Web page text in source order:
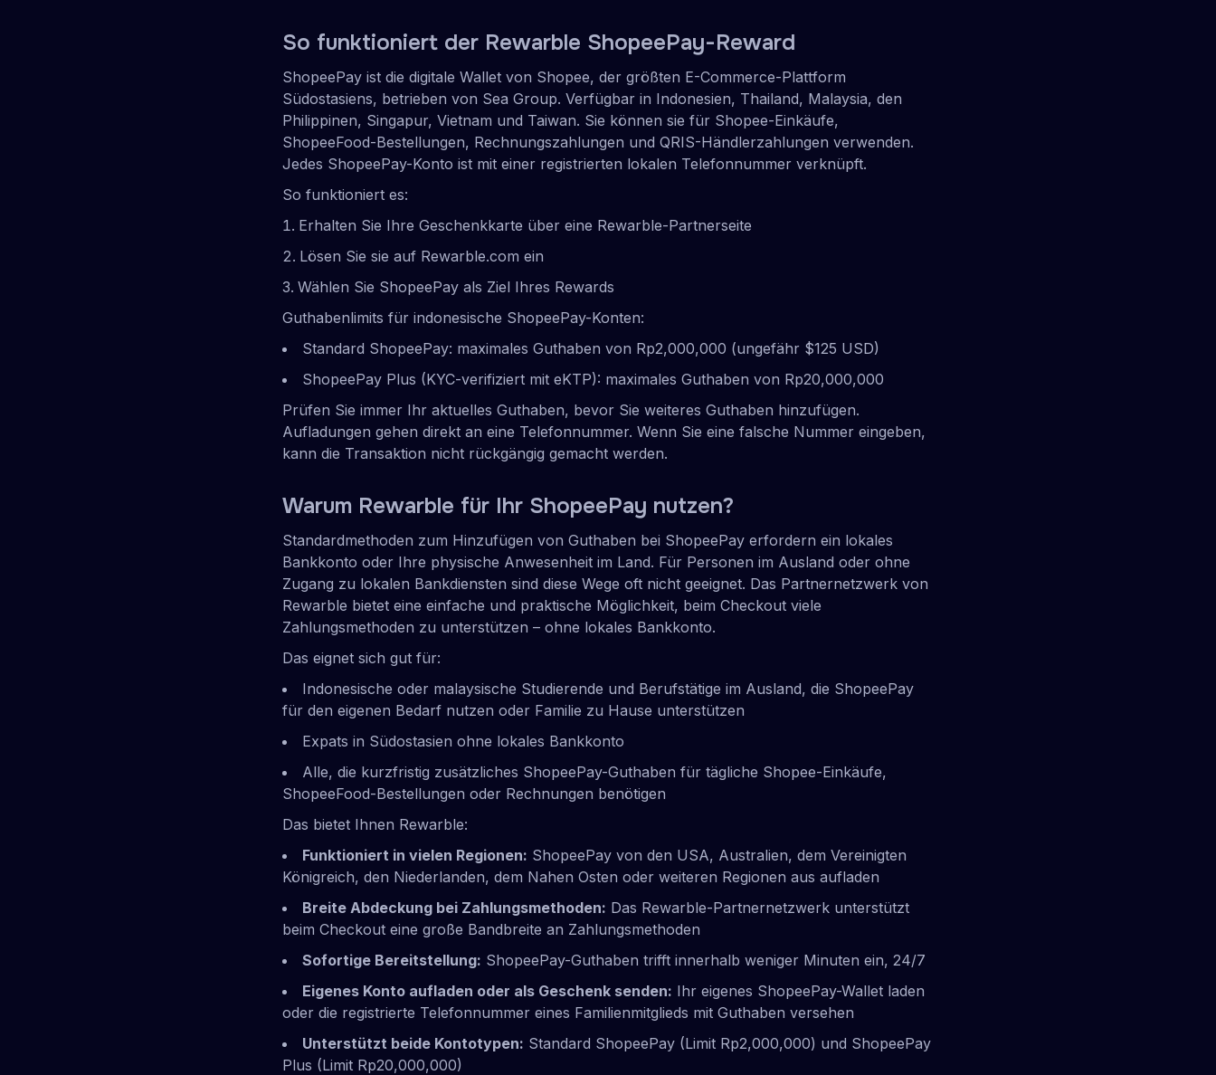
So funktioniert der Rewarble ShopeePay-Reward
ShopeePay ist die digitale Wallet von Shopee, der größten E-Commerce-Plattform
Südostasiens, betrieben von Sea Group. Verfügbar in Indonesien, Thailand, Malaysia, den
Philippinen, Singapur, Vietnam und Taiwan. Sie können sie für Shopee-Einkäufe,
ShopeeFood-Bestellungen, Rechnungszahlungen und QRIS-Händlerzahlungen verwenden.
Jedes ShopeePay-Konto ist mit einer registrierten lokalen Telefonnummer verknüpft.
So funktioniert es:
Erhalten Sie Ihre Geschenkkarte über eine Rewarble-Partnerseite
Lösen Sie sie auf Rewarble.com ein
Wählen Sie ShopeePay als Ziel Ihres Rewards
Guthabenlimits für indonesische ShopeePay-Konten:
Standard ShopeePay: maximales Guthaben von Rp2,000,000 (ungefähr $125 USD)
ShopeePay Plus (KYC-verifiziert mit eKTP): maximales Guthaben von Rp20,000,000
Prüfen Sie immer Ihr aktuelles Guthaben, bevor Sie weiteres Guthaben hinzufügen.
Aufladungen gehen direkt an eine Telefonnummer. Wenn Sie eine falsche Nummer eingeben,
kann die Transaktion nicht rückgängig gemacht werden.
Warum Rewarble für Ihr ShopeePay nutzen?
Standardmethoden zum Hinzufügen von Guthaben bei ShopeePay erfordern ein lokales
Bankkonto oder Ihre physische Anwesenheit im Land. Für Personen im Ausland oder ohne
Zugang zu lokalen Bankdiensten sind diese Wege oft nicht geeignet. Das Partnernetzwerk von
Rewarble bietet eine einfache und praktische Möglichkeit, beim Checkout viele
Zahlungsmethoden zu unterstützen – ohne lokales Bankkonto.
Das eignet sich gut für:
Indonesische oder malaysische Studierende und Berufstätige im Ausland, die ShopeePay
für den eigenen Bedarf nutzen oder Familie zu Hause unterstützen
Expats in Südostasien ohne lokales Bankkonto
Alle, die kurzfristig zusätzliches ShopeePay-Guthaben für tägliche Shopee-Einkäufe,
ShopeeFood-Bestellungen oder Rechnungen benötigen
Das bietet Ihnen Rewarble:
Funktioniert in vielen Regionen: ShopeePay von den USA, Australien, dem Vereinigten
Königreich, den Niederlanden, dem Nahen Osten oder weiteren Regionen aus aufladen
Breite Abdeckung bei Zahlungsmethoden: Das Rewarble-Partnernetzwerk unterstützt
beim Checkout eine große Bandbreite an Zahlungsmethoden
Sofortige Bereitstellung: ShopeePay-Guthaben trifft innerhalb weniger Minuten ein, 24/7
Eigenes Konto aufladen oder als Geschenk senden: Ihr eigenes ShopeePay-Wallet laden
oder die registrierte Telefonnummer eines Familienmitglieds mit Guthaben versehen
Unterstützt beide Kontotypen: Standard ShopeePay (Limit Rp2,000,000) und ShopeePay
Plus (Limit Rp20,000,000)